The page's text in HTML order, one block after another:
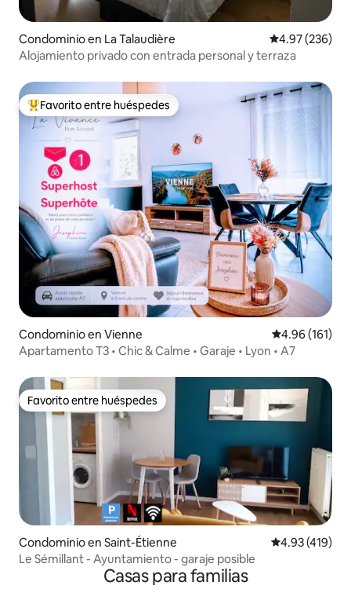
Condominio en La Talaudière Calificación
4.97 (236)
Alojamiento privado con entrada personal y terraza
De los mejores en Favorito entre huéspedes
Favorito entre huéspedes
Condominio en Vienne Calificación
4.96 (161)
Apartamento T3 • Chic & Calme • Garaje • Lyon • A7
Favorito entre huéspedes
Favorito entre huéspedes
Condominio en Saint-Étienne Calificación
4.93 (419)
Le Sémillant - Ayuntamiento - garaje posible
Casas para familias